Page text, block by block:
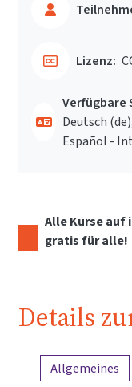
Lizenz:
Verfügbare
Deutsch ‎(de)‎
Español -
Alle Kurse auf
gratis für alle!
Details
Inhaltsübersicht
Allgemeines